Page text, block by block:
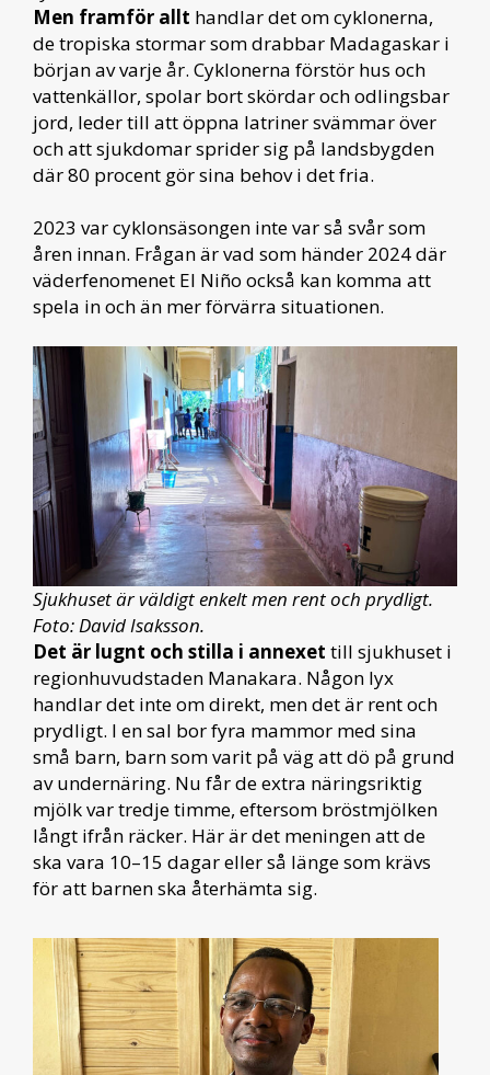
Men framför allt handlar det om cyklonerna,
de tropiska stormar som drabbar Madagaskar i
början av varje år. Cyklonerna förstör hus och
vattenkällor, spolar bort skördar och odlingsbar
jord, leder till att öppna latriner svämmar över
och att sjukdomar sprider sig på landsbygden
där 80 procent gör sina behov i det fria.
2023 var cyklonsäsongen inte var så svår som
åren innan. Frågan är vad som händer 2024 där
väderfenomenet El Niño också kan komma att
spela in och än mer förvärra situationen.
Sjukhuset är väldigt enkelt men rent och prydligt.
Foto: David Isaksson.
Det är lugnt och stilla i annexet till sjukhuset i
regionhuvudstaden Manakara. Någon lyx
handlar det inte om direkt, men det är rent och
prydligt. I en sal bor fyra mammor med sina
små barn, barn som varit på väg att dö på grund
av undernäring. Nu får de extra näringsriktig
mjölk var tredje timme, eftersom bröstmjölken
långt ifrån räcker. Här är det meningen att de
ska vara 10–15 dagar eller så länge som krävs
för att barnen ska återhämta sig.